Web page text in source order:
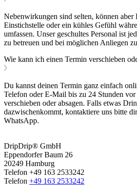
Nebenwirkungen sind selten, können aber
Einstichstelle oder ein kühles Gefühl
umfassen. Unser geschultes Personal ist
zu betreuen und bei möglichen Anliegen
Wie kann ich einen Termin verschieben
Du kannst deinen Termin ganz einfach
Telefon oder E-Mail bis zu 24 Stunden
verschieben oder absagen. Falls etwas
dazwischenkommt, kontaktiere uns bitte
WhatsApp.
DripDrip® GmbH
Eppendorfer Baum 26
20249 Hamburg
Telefon +49 163 2533242
Telefon +49 163 2533242